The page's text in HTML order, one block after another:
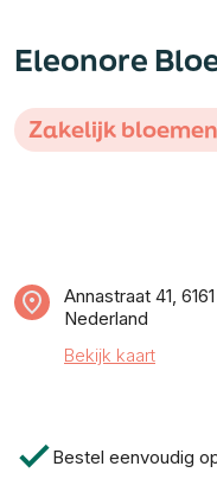
Eleonore
Zakelijk
Annastraat 41,
Nederland
Bekijk kaart
checkBestel eenvoudig